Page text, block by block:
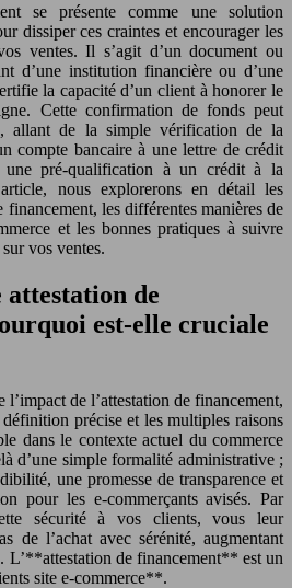
se présente comme une solution
dissiper ces craintes et encourager les
ventes. Il s’agit d’un document ou
d’une institution financière ou d’une
la capacité d’un client à honorer le
Cette confirmation de fonds peut
allant de la simple vérification de la
compte bancaire à une lettre de crédit
une pré-qualification à un crédit à la
nous explorerons en détail les
financement, les différentes manières de
et les bonnes pratiques à suivre
vos ventes.
attestation de
est-elle cruciale
de l’attestation de financement,
précise et les multiples raisons
dans le contexte actuel du commerce
d’une simple formalité administrative ;
une promesse de transparence et
pour les e-commerçants avisés. Par
sécurité à vos clients, vous leur
de l’achat avec sérénité, augmentant
L’**attestation de financement** est un
site e-commerce**.